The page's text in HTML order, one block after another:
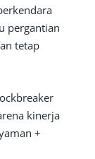
pergantian
tetap
kinerja
+